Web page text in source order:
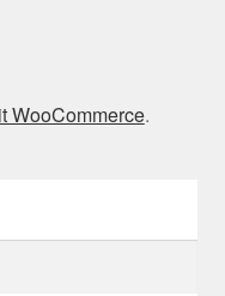
WooCommerce.